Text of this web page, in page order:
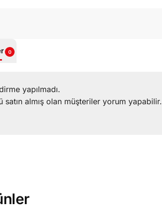
0
yapılmadı.
satın almış olan müşteriler yorum yapabilir.